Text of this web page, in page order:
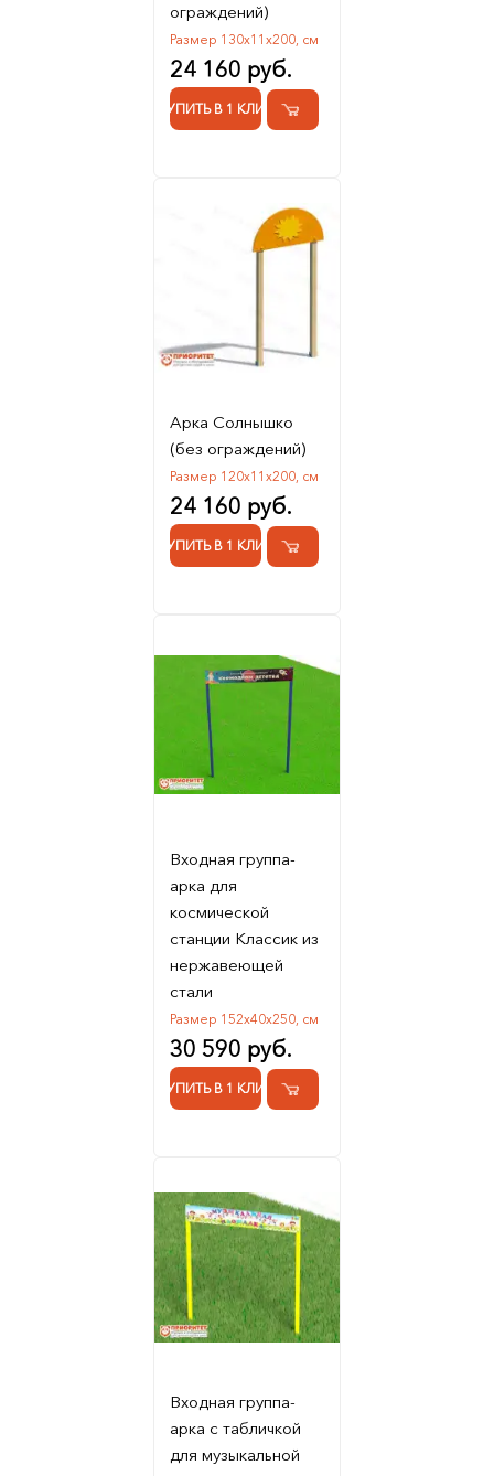
ограждений)
Размер 130х11х200, см
24 160 руб.
КУПИТЬ В 1 КЛИК
Арка Солнышко
(без ограждений)
Размер 120х11х200, см
24 160 руб.
КУПИТЬ В 1 КЛИК
Входная группа-
арка для
космической
станции Классик из
нержавеющей
стали
Размер 152х40х250, см
30 590 руб.
КУПИТЬ В 1 КЛИК
Входная группа-
арка с табличкой
для музыкальной